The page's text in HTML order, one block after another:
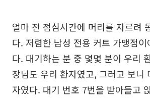
얼마 전 점심시간에 머리를 자르려
다. 저렴한 남성 전용 커트 가맹점
다. 대기하는 분 중 몇몇 분이 우리
장님도 우리 환자였고, 그러고 보니
자였다. 대기 번호 7번을 받아들고